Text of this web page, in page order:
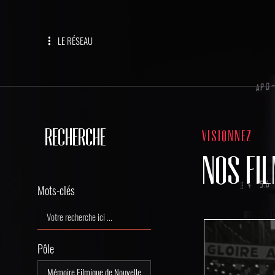
LE RÉSEAU
RECHERCHE
Mots-clés
Pôle
VISIONNEZ
NOS